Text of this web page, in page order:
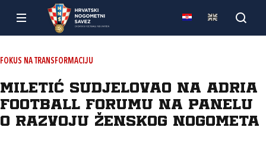
FOKUS NA TRANSFORMACIJU
Miletić sudjelovao na Adria
Football Forumu na panelu
o razvoju ženskog nogometa